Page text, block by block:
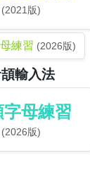
(2021版)
練習 (2026版)
輸入法
字母練習
(2026版)